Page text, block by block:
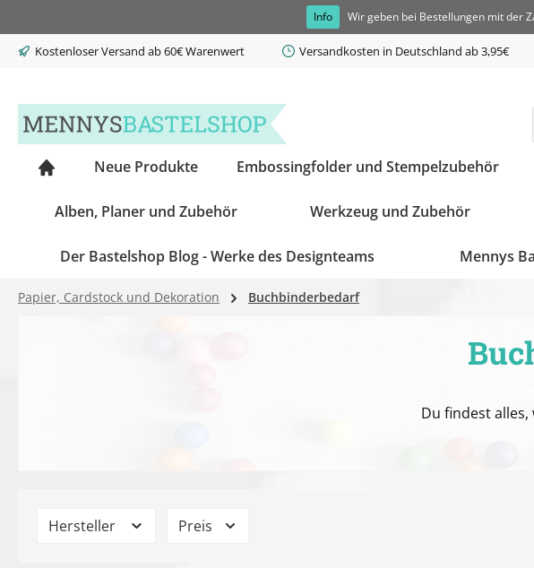
Info Wir geben bei Bestellungen mit der
Kostenloser Versand ab 60€ Warenwert Versandkosten in Deutschland ab 3,95€
Neue Produkte Embossingfolder und Stempelzubehör
Alben, Planer und Zubehör Werkzeug und Zubehör
Der Bastelshop Blog - Werke des Designteams Mennys
Papier, Cardstock und Dekoration Buchbinderbedarf
Du findest
Hersteller Preis